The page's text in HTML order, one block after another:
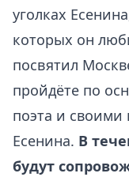
уголках
которых он
посвятил
пройдёте по
поэта и своими
Есенина. В
будут